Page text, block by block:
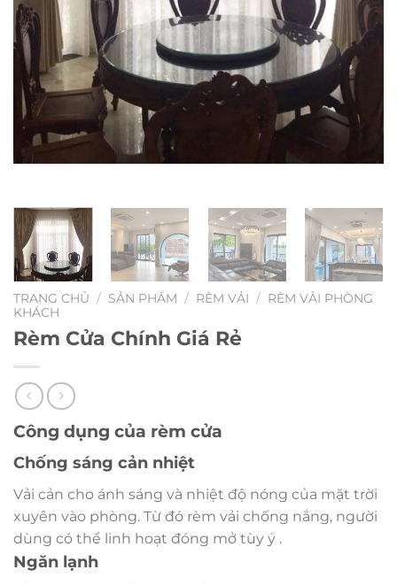
TRANG CHỦ / SẢN PHẨM / RÈM VẢI / RÈM VẢI PHÒNG
KHÁCH
Rèm Cửa Chính Giá Rẻ
Công dụng của rèm cửa
Chống sáng cản nhiệt
Vải cản cho ánh sáng và nhiệt độ nóng của mặt trời
xuyên vào phòng. Từ đó rèm vải chống nắng, người
dùng có thể linh hoạt đóng mở tùy ý .
Ngăn lạnh